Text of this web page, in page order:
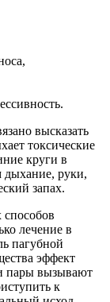
высказать
токсические
круги в
дыхание, руки,
запах.
способов
лечение в
пагубной
эффект
пары вызывают
к